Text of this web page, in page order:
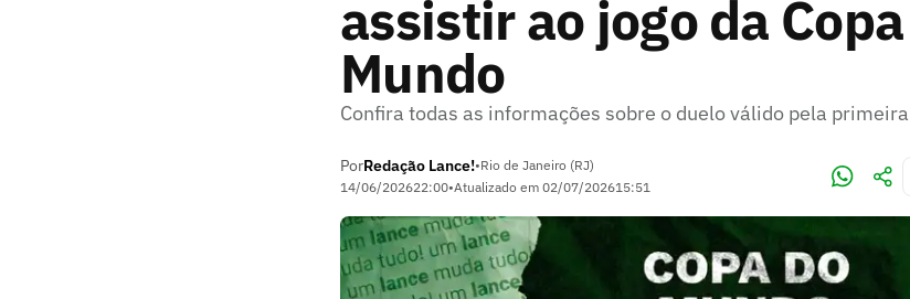
assistir ao jogo da
Mundo
Confira todas as informações sobre o duelo válido pela
PorRedação Lance!•Rio de Janeiro (RJ)
14/06/202622:00•Atualizado em 02/07/202615:51